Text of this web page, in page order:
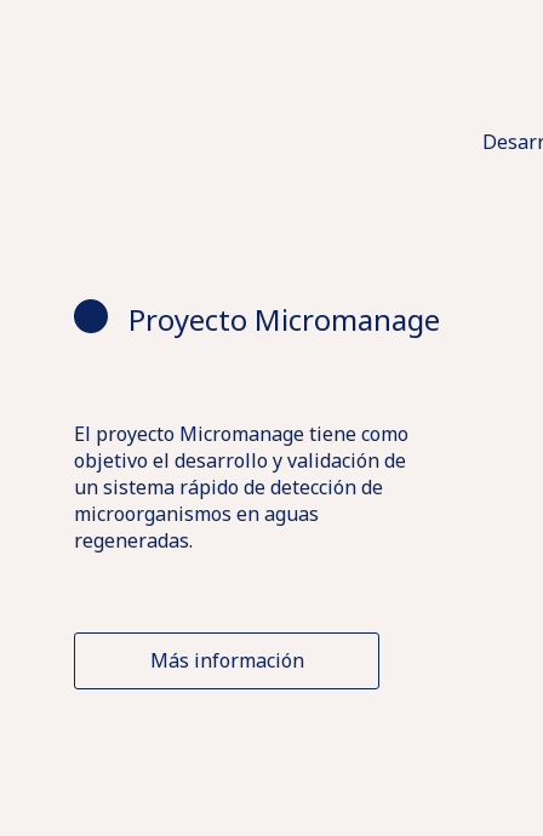
nosotros
Oliver
Rodés
Ubicaciones
Proyecto Micromanage
El proyecto Micromanage tiene como
objetivo el desarrollo y validación de
un sistema rápido de detección de
microorganismos en aguas
regeneradas.
Más información